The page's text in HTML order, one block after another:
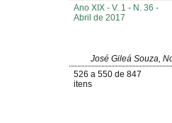
Ano XIX - V. 1 - N. 36 -
Abril de 2017
José Gileá Souza,
526 a 550 de 847
itens